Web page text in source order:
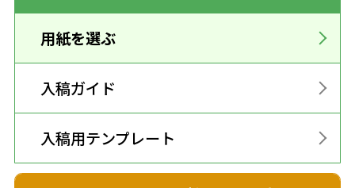
用紙を選ぶ
入稿ガイド
入稿用テンプレート